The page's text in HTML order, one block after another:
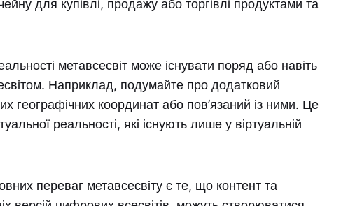
для купівлі, продажу або торгівлі продуктами та
метавсесвіт може існувати поряд або навіть
Наприклад, подумайте про додатковий
географічних координат або пов’язаний із ними. Це
реальності, які існують лише у віртуальній
переваг метавсесвіту є те, що контент та